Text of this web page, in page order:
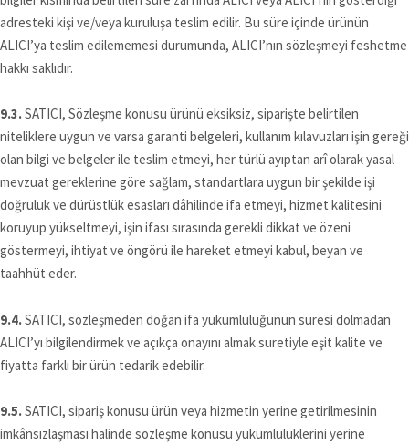
adresteki kişi ve/veya kuruluşa teslim edilir. Bu süre içinde ürünün
ALICI’ya teslim edilememesi durumunda, ALICI’nın sözleşmeyi feshetme
hakkı saklıdır.
9.3.SATICI, Sözleşme konusu ürünü eksiksiz, siparişte belirtilen
niteliklere uygun ve varsa garanti belgeleri, kullanım kılavuzları işin gereği
olan bilgi ve belgeler ile teslim etmeyi, her türlü ayıptan arî olarak yasal
mevzuat gereklerine göre sağlam, standartlara uygun bir şekilde işi
doğruluk ve dürüstlük esasları dâhilinde ifa etmeyi, hizmet kalitesini
koruyup yükseltmeyi, işin ifası sırasında gerekli dikkat ve özeni
göstermeyi, ihtiyat ve öngörü ile hareket etmeyi kabul, beyan ve
taahhüt eder.
9.4.SATICI, sözleşmeden doğan ifa yükümlülüğünün süresi dolmadan
ALICI’yı bilgilendirmek ve açıkça onayını almak suretiyle eşit kalite ve
fiyatta farklı bir ürün tedarik edebilir.
9.5.SATICI, sipariş konusu ürün veya hizmetin yerine getirilmesinin
imkânsızlaşması halinde sözleşme konusu yükümlülüklerini yerine